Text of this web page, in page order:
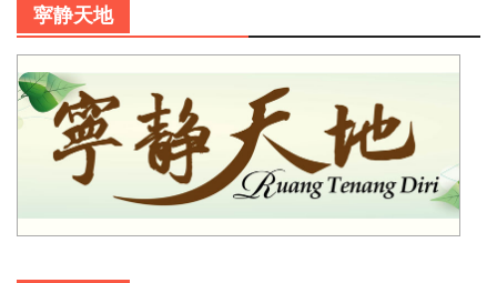
寜静天地